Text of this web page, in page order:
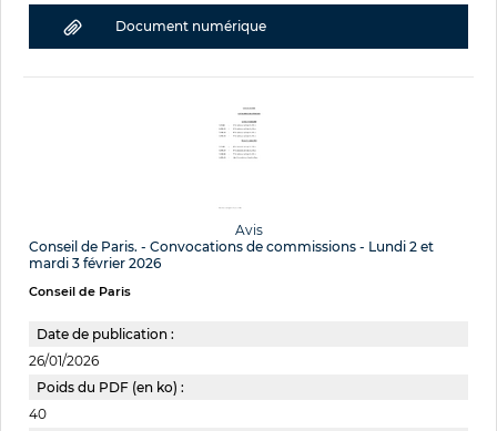
Document numérique
Avis
Conseil de Paris. - Convocations de commissions - Lundi 2 et
mardi 3 février 2026
Conseil de Paris
Date de publication :
26/01/2026
Poids du PDF (en ko) :
40